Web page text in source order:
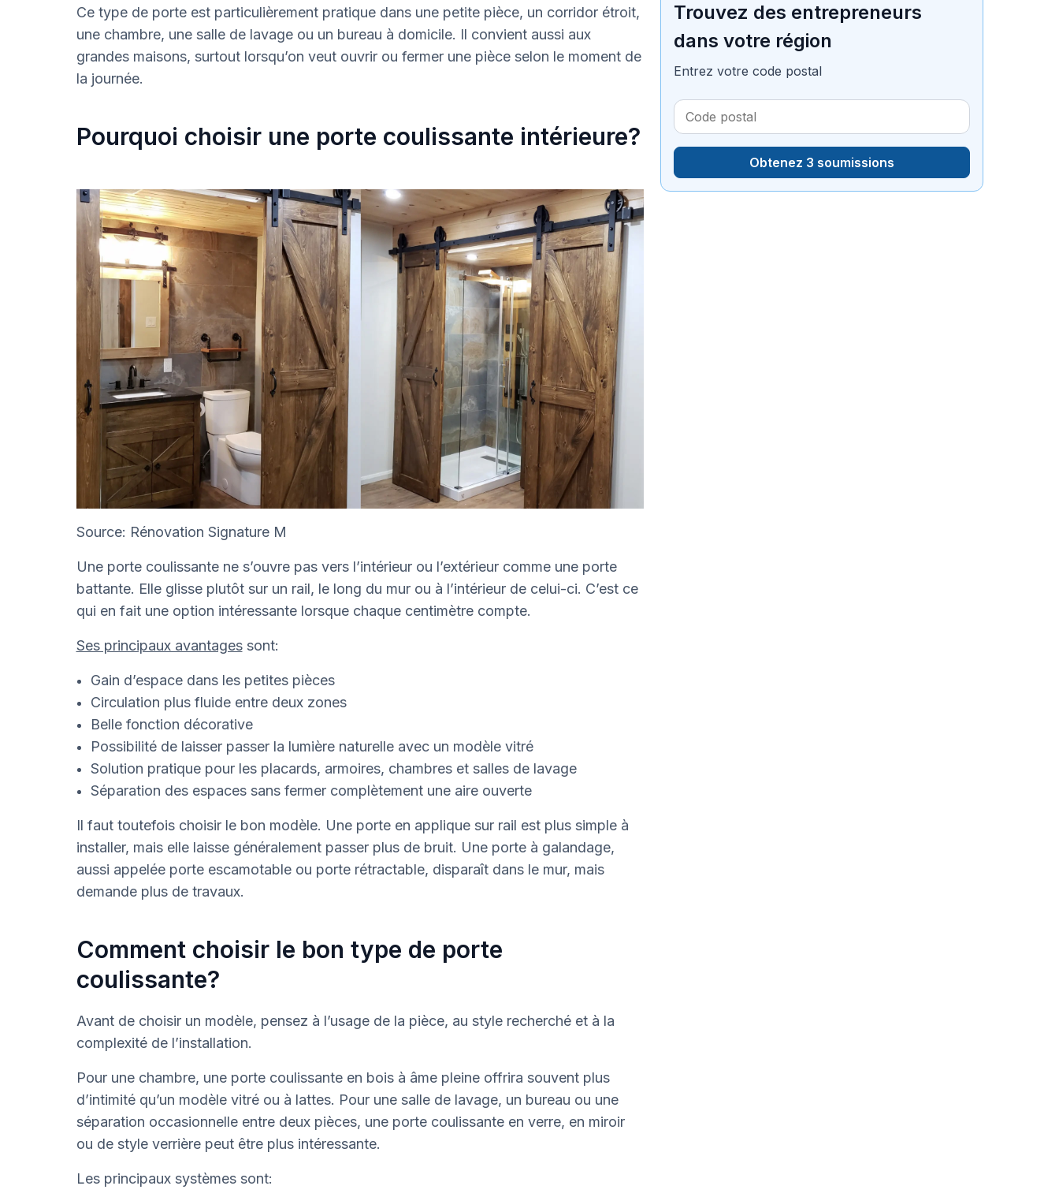
Ce type de porte est particulièrement pratique dans une petite pièce, un corridor étroit,
une chambre, une salle de lavage ou un bureau à domicile. Il convient aussi aux
grandes maisons, surtout lorsqu’on veut ouvrir ou fermer une pièce selon le moment de
la journée.
Pourquoi choisir une porte coulissante intérieure?
Source: Rénovation Signature M
Une porte coulissante ne s’ouvre pas vers l’intérieur ou l’extérieur comme une porte
battante. Elle glisse plutôt sur un rail, le long du mur ou à l’intérieur de celui-ci. C’est ce
qui en fait une option intéressante lorsque chaque centimètre compte.
Ses principaux avantagessont:
Gain d’espace dans les petites pièces
Circulation plus fluide entre deux zones
Belle fonction décorative
Possibilité de laisser passer la lumière naturelle avec un modèle vitré
Solution pratique pour les placards, armoires, chambres et salles de lavage
Séparation des espaces sans fermer complètement une aire ouverte
Il faut toutefois choisir le bon modèle. Une porte en applique sur rail est plus simple à
installer, mais elle laisse généralement passer plus de bruit. Une porte à galandage,
aussi appelée porte escamotable ou porte rétractable, disparaît dans le mur, mais
demande plus de travaux.
Comment choisir le bon type de porte
coulissante?
Avant de choisir un modèle, pensez à l’usage de la pièce, au style recherché et à la
complexité de l’installation.
Pour une chambre, une porte coulissante en bois à âme pleine offrira souvent plus
d’intimité qu’un modèle vitré ou à lattes. Pour une salle de lavage, un bureau ou une
séparation occasionnelle entre deux pièces, une porte coulissante en verre, en miroir
ou de style verrière peut être plus intéressante.
Les principaux systèmes sont:
Trouvez des entrepreneurs
dans votre région
Entrez votre code postal
Obtenez 3 soumissions